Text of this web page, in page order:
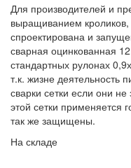
Для производителей и
выращиванием
спроектирована и
сварная оцинкованная
стандартных рулонах
т.к. жизне деятельность
сварки сетки если они
этой сетки применяется
так же защищены.
На складе